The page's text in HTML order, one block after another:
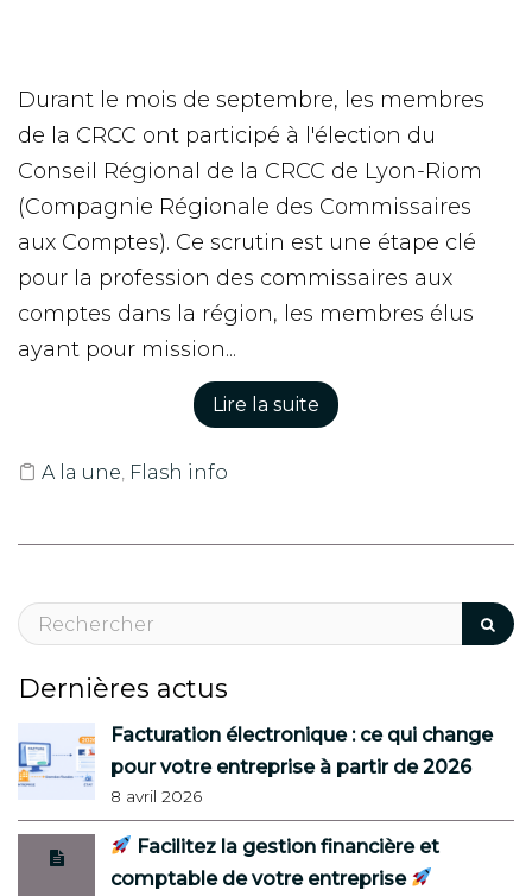
Durant le mois de septembre, les membres
de la CRCC ont participé à l'élection du
Conseil Régional de la CRCC de Lyon-Riom
(Compagnie Régionale des Commissaires
aux Comptes). Ce scrutin est une étape clé
pour la profession des commissaires aux
comptes dans la région, les membres élus
ayant pour mission...
Lire la suite
A la une, Flash info
Dernières actus
Facturation électronique : ce qui change
pour votre entreprise à partir de 2026
8 avril 2026
Facilitez la gestion financière et
comptable de votre entreprise